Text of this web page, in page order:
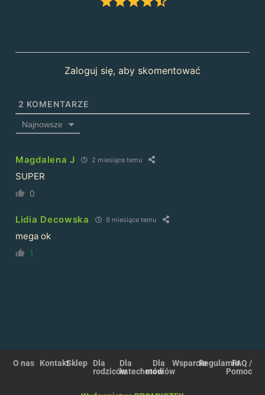
Zaloguj się, aby skomentować
2 KOMENTARZE
Najnowsze
Magdalena J 2 miesiące temu
SUPER
0
Lidia Decowska 9 miesiące temu
mega ok
1
O nas KontaktSklep
Dla
rodziców
Dla
katechetów
Dla
mediów
WsparcieRegulaminFAQ /
Pomoc